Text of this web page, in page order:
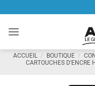
contenu
ACCUEIL / BOUTIQUE /
CARTOUCHES D'ENCRE